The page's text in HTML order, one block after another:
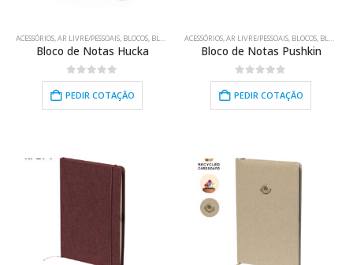
ACESSÓRIOS,AR LIVRE/PESSOAIS, BLOCOS, BLOCOS BRINDES PROMOCIONAIS,ELECTRÓNICA/USB,
Bloco de Notas Hucka
0out of 5
PEDIR COTAÇÃO
ACESSÓRIOS,AR LIVRE/PESSOAIS, BLOCOS, BLOCOS
Bloco de Notas Pushkin
0out of 5
PEDIR COTAÇÃO